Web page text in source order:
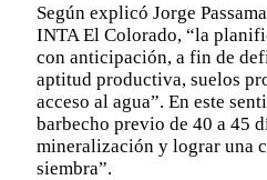
Según explicó Jorge
INTA El Colorado, “la
con anticipación, a fin de
aptitud productiva, suelos
acceso al agua”. En este
barbecho previo de 40 a 45
mineralización y lograr una
siembra”.